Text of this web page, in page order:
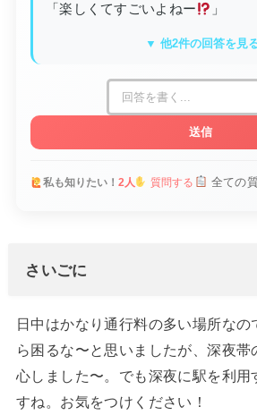
「楽しくてすごいよねー 」
▼ 他2件の回答を見
送信
私も知りたい！ 2人 質問する 全ての
さいごに
日中はかなり通行料の多い場所なの
ら困るな〜と思いましたが、深夜
心しました〜。でも深夜に駅を利用
すね。お気をつけください！